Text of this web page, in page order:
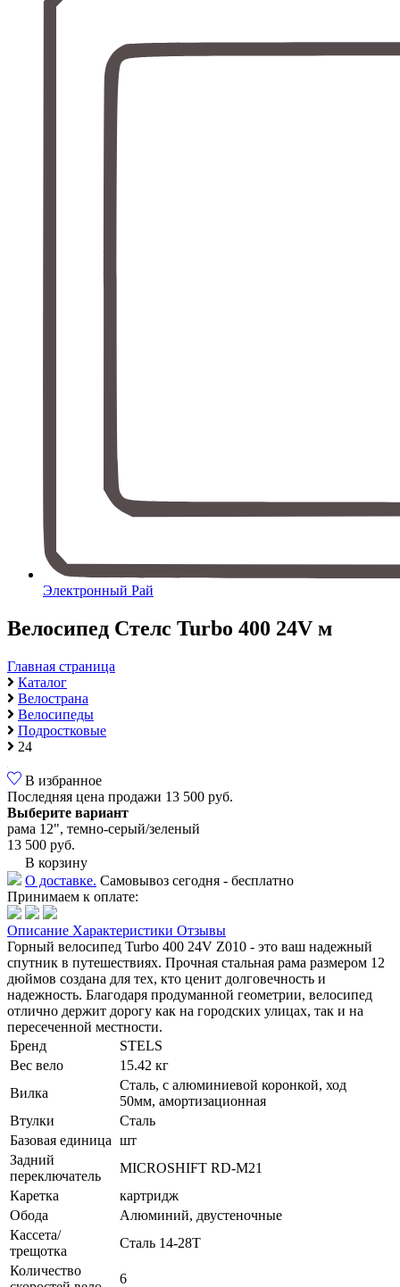
Электронный Рай
Велосипед Стелс Turbo 400 24V м
Главная страница
Каталог
Велострана
Велосипеды
Подростковые
24
В избранное
Последняя цена продажи 13 500 руб.
Выберите вариант
рама 12", темно-серый/зеленый
13 500 руб.
В корзину
О доставке. Самовывоз сегодня - бесплатно
Принимаем к оплате:
Описание Характеристики Отзывы
Горный велосипед Turbo 400 24V Z010 - это ваш надежный
спутник в путешествиях. Прочная стальная рама размером 12
дюймов создана для тех, кто ценит долговечность и
надежность. Благодаря продуманной геометрии, велосипед
отлично держит дорогу как на городских улицах, так и на
пересеченной местности.
Бренд
STELS
Вес вело
15.42 кг
Вилка
Сталь, с алюминиевой коронкой, ход
50мм, амортизационная
Втулки
Сталь
Базовая единица шт
Задний
переключатель
MICROSHIFT RD-M21
Каретка
картридж
Обода
Алюминий, двустеночные
Кассета/
трещотка
Сталь 14-28T
Количество
6